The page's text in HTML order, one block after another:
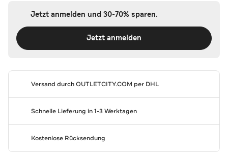
Jetzt anmelden und 30-70% sparen.
Jetzt anmelden
Versand durchOUTLETCITY.COM per DHL
Schnelle Lieferung in 1-3 Werktagen
Kostenlose Rücksendung